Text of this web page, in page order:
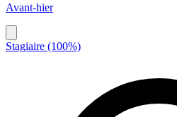
Avant-hier
Stagiaire (100%)